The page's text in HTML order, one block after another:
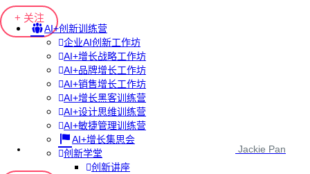
AI+创新训练营
企业AI创新工作坊
AI+增长战略工作坊
AI+品牌增长工作坊
AI+销售增长工作坊
AI+增长黑客训练营
AI+设计思维训练营
AI+敏捷管理训练营
AI+增长集思会
创新学堂
创新讲座
+ 关注
Jackie Pan